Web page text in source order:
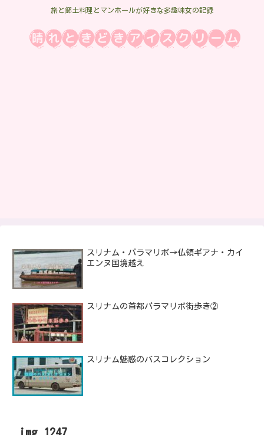
旅と郷土料理とマンホールが好きな多趣味女の記録
スリナム・パラマリボ→仏領ギアナ・カイ
エンヌ国境越え
スリナムの首都パラマリボ街歩き②
スリナム魅惑のバスコレクション
img_1247